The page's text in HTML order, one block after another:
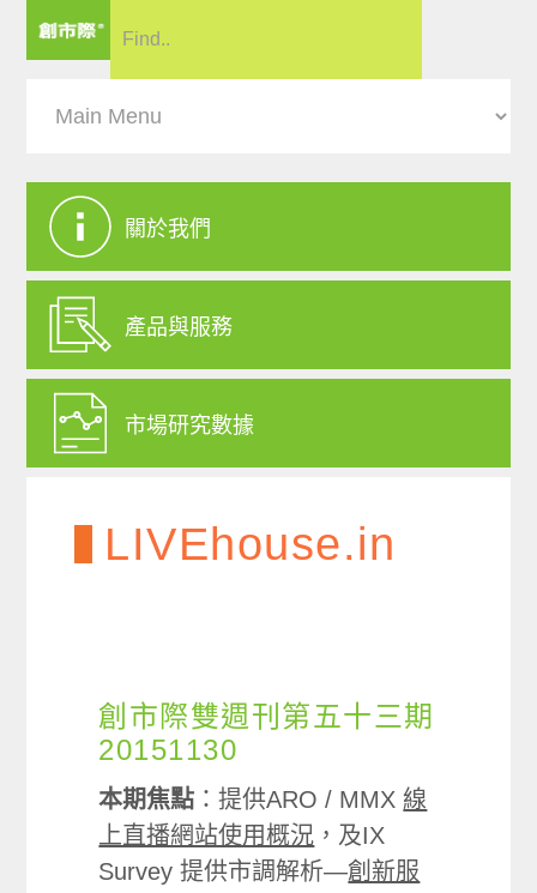
關於我們
產品與服務
市場研究數據
LIVEhouse.in
創市際雙週刊第五十三期
20151130
本期焦點 ：提供ARO / MMX 線
上直播網站使用概況 ，及IX
Survey 提供市調解析—創新服